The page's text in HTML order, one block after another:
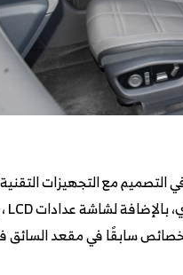
سابقًا في مقعد